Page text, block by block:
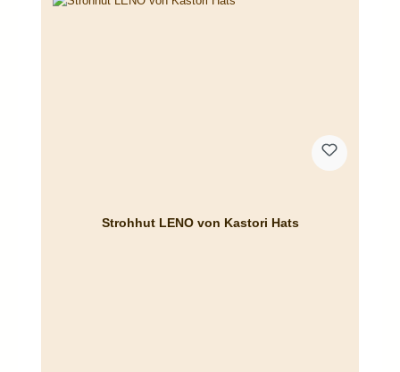
Strohhut LENO von Kastori Hats